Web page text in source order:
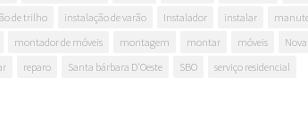
de trilho instalação de varão Instalador instalar
montador de móveis montagem montar móveis Nova
reparo Santa bárbara D'Oeste SBO serviço residencial